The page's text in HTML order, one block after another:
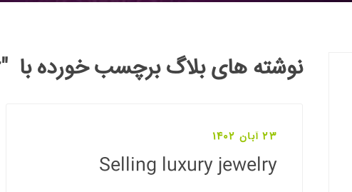
نوشته های بلاگ برچسب خورده با "silver"
23 آبان 1402
Selling luxury jewelry